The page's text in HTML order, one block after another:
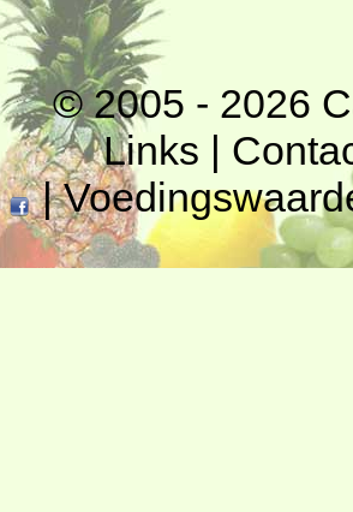
© 2005 - 2026
Links |
|